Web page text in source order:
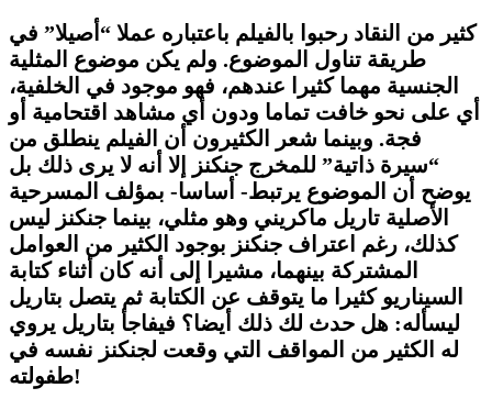
كثير من النقاد رحبوا بالفيلم باعتباره عملا “أصيلا” في
طريقة تناول الموضوع. ولم يكن موضوع المثلية
الجنسية مهما كثيرا عندهم، فهو موجود في الخلفية،
أي على نحو خافت تماما ودون أي مشاهد اقتحامية أو
فجة. وبينما شعر الكثيرون أن الفيلم ينطلق من
“سيرة ذاتية” للمخرج جنكنز إلا أنه لا يرى ذلك بل
يوضح أن الموضوع يرتبط- أساسا- بمؤلف المسرحية
الأصلية تاريل ماكريني وهو مثلي، بينما جنكنز ليس
كذلك، رغم اعتراف جنكنز بوجود الكثير من العوامل
المشتركة بينهما، مشيرا إلى أنه كان أثناء كتابة
السيناريو كثيرا ما يتوقف عن الكتابة ثم يتصل بتاريل
ليسأله: هل حدث لك ذلك أيضا؟ فيفاجأ بتاريل يروي
له الكثير من المواقف التي وقعت لجنكنز نفسه في
طفولته!